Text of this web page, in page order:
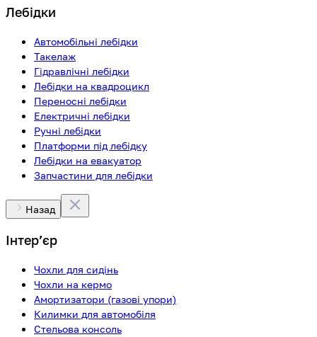
Лебідки
Автомобільні лебідки
Такелаж
Гідравлічні лебідки
Лебідки на квадроцикл
Переносні лебідки
Електричні лебідки
Ручні лебідки
Платформи під лебідку
Лебідки на евакуатор
Запчастини для лебідки
Назад
Інтерʼєр
Чохли для сидінь
Чохли на кермо
Амортизатори (газові упори)
Килимки для автомобіля
Стельова консоль